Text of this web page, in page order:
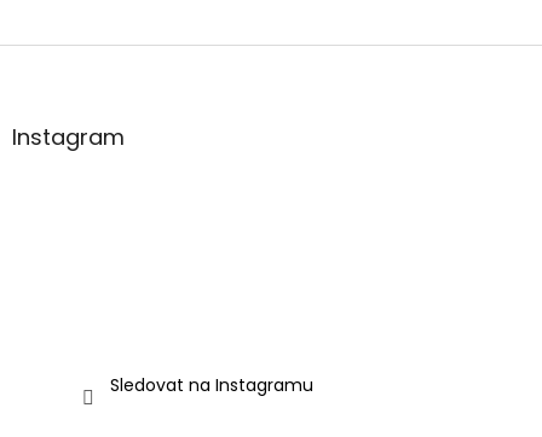
Z
aInstagram
Sledovat na Instagramu